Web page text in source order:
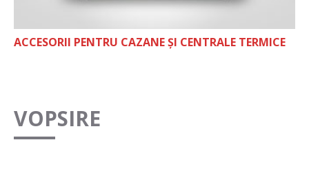
ACCESORII PENTRU CAZANE ȘI CENTRALE TERMICE
VOPSIRE